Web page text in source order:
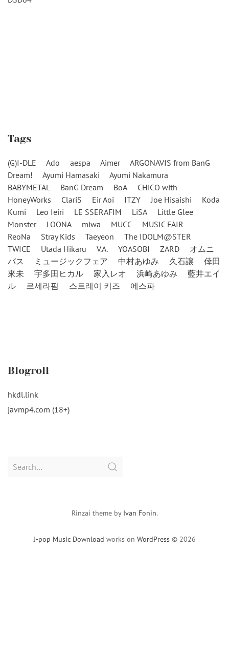
Tags
(G)I-DLE Ado aespa Aimer
ARGONAVIS from BanG
Dream!
Ayumi Hamasaki
Ayumi Nakamura
BABYMETAL
BanG Dream BoA
CHiCO with
HoneyWorks
ClariS Eir Aoi ITZY Joe Hisaishi
Koda
Kumi
Leo Ieiri LE SSERAFIM LiSA
Little Glee
Monster
LOONA miwa MUCC
MUSIC FAIR
ReoNa
Stray Kids Taeyeon
The IDOLM@STER
TWICE
Utada Hikaru V.A. YOASOBI ZARD
オムニ
バス
ミュージックフェア 中村あゆみ 久石譲
倖田
來未
宇多田ヒカル 家入レオ 浜崎あゆみ
藍井エイ
ル
르세라핌 스트레이 키즈 에스파
Blogroll
hkdl.link
javmp4.com (18+)
Search
J-pop Music Download works on WordPress © 2026
Rinzai theme by Ivan Fonin.